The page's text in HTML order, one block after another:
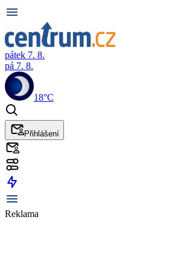
pátek 7. 8.
pá 7. 8.
18°C
Přihlášení
Reklama